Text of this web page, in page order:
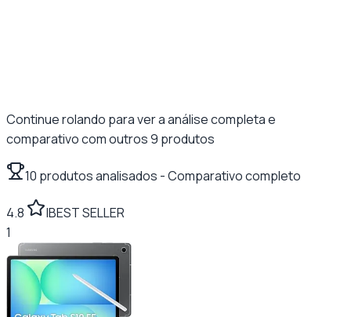
Continue rolando para ver a análise completa e
comparativo com outros9 produtos
10 produtos analisados - Comparativo completo
4.8 |BEST SELLER
1